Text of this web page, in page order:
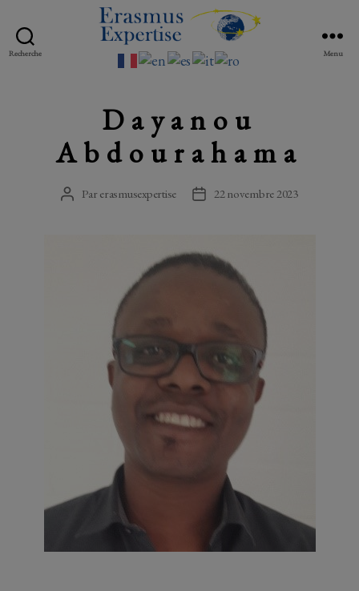
Recherche
Erasmus
Menu
Dayanou
Abdourahama
Auteur
Parerasmusexpertise
Date22 novembre 2023